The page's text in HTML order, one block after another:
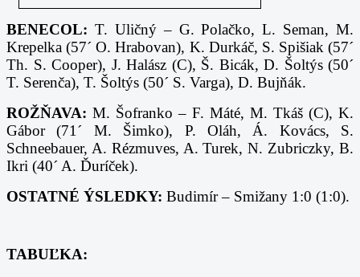
BENECOL: T. Uličný – G. Polačko, L. Seman, M.
Krepelka (57´ O. Hrabovan), K. Durkáč, S. Spišiak (57´
Th. S. Cooper), J. Halász (C), Š. Bicák, D. Šoltýs (50´
T. Serenča), T. Šoltýs (50´ S. Varga), D. Bujňák.
ROŽŇAVA: M. Šofranko – F. Máté, M. Tkáš (C), K.
Gábor (71´ M. Šimko), P. Oláh, Á. Kovács, S.
Schneebauer, A. Rézmuves, A. Turek, N. Zubriczky, B.
Ikri (40´ A. Ďuríček).
OSTATNÉ ÝSLEDKY: Budimír – Smižany 1:0 (1:0).
TABUĽKA: